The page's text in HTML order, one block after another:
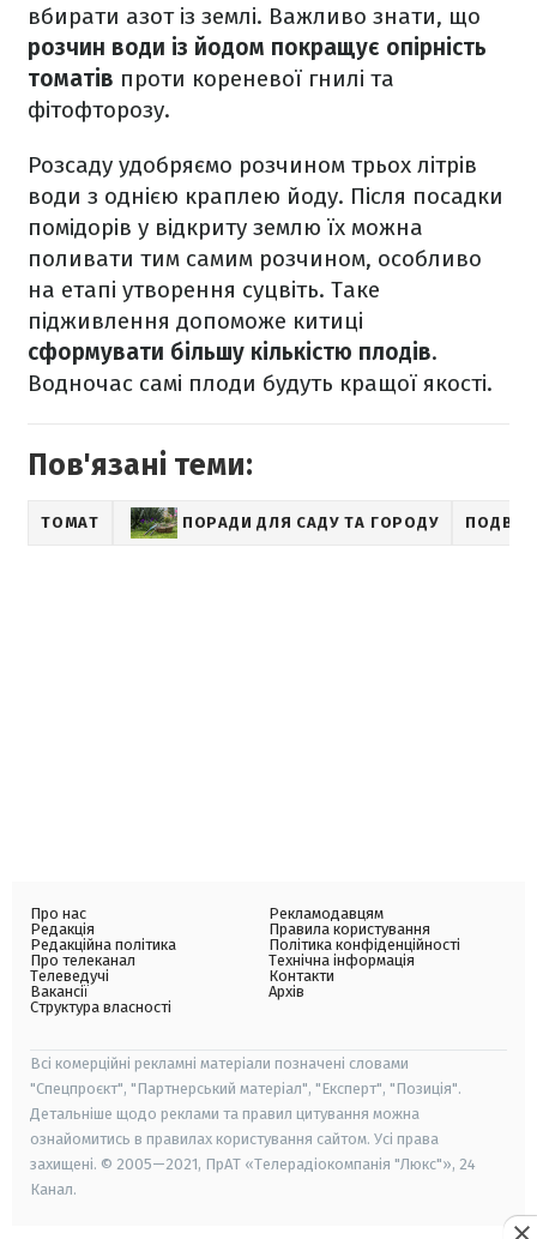
вбирати азот із землі. Важливо знати, що
розчин води із йодом покращує опірність
томатів проти кореневої гнилі та
фітофторозу.
Розсаду удобряємо розчином трьох літрів
води з однією краплею йоду. Після посадки
помідорів у відкриту землю їх можна
поливати тим самим розчином, особливо
на етапі утворення суцвіть. Таке
підживлення допоможе китиці
сформувати більшу кількістю плодів.
Водночас самі плоди будуть кращої якості.
Пов'язані теми:
ТОМАТ ПОРАДИ ДЛЯ САДУ ТА ГОРОДУ
Про нас
Редакція
Редакційна політика
Про телеканал
Телеведучі
Вакансії
Структура власності
Рекламодавцям
Правила користування
Політика конфіденційності
Технічна інформація
Контакти
Архів
Всі комерційні рекламні матеріали позначені словами
"Спецпроєкт", "Партнерський матеріал", "Експерт", "Позиція".
Детальніше щодо реклами та правил цитування можна
ознайомитись в правилах користування сайтом. Усі права
захищені. © 2005—2021, ПрАТ «Телерадіокомпанія "Люкс"», 24
Канал.